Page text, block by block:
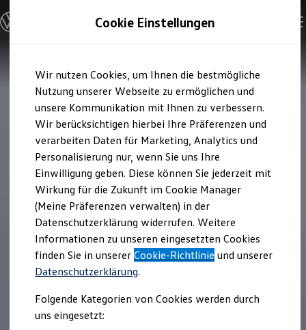
Hauptinhalt
springen
Footer
springen
Modelle & Konfigurator
Nutzfahrzeugkategorien entdecken
Modelle konfigurieren
Vorgängermodelle und Oldtimer
Vorgängermodelle
Oldtimer
Bulli Historie
Branchenlösungen & Gewerbekunden
Umbaulösungen und Hersteller finden
Auf- und Umbauten entdecken & konfigurieren
Groß- und Sonderkunden
Großkunden
Kommunen & Behörden
Journalisten
Sportvereine
Branchenlösungen
Bau & Handwerk
Gewerbliche Personenbeförderung
Service & mobile Werkstätten
Kurier, Logistik & Handel
Feuerwehr
Rettungsdienste
ONE Business ID Vorteile
Cookie Einstellungen
Wir nutzen Cookies, um Ihnen die bestmögliche
Nutzung unserer Webseite zu ermöglichen und
unsere Kommunikation mit Ihnen zu verbessern.
Wir berücksichtigen hierbei Ihre Präferenzen und
verarbeiten Daten für Marketing, Analytics und
Personalisierung nur, wenn Sie uns Ihre
Einwilligung geben. Diese können Sie jederzeit mit
Wirkung für die Zukunft im Cookie Manager
(Meine Präferenzen verwalten) in der
Datenschutzerklärung widerrufen. Weitere
Informationen zu unseren eingesetzten Cookies
finden Sie in unsererCookie-Richtlinie und unserer
Datenschutzerklärung.
Folgende Kategorien von Cookies werden durch
uns eingesetzt: